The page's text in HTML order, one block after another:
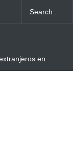
en
Altagracia